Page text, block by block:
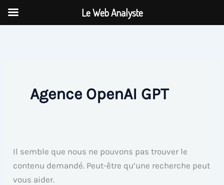
Aller
Agence OpenAI GPT
Il semble que nous ne pouvons pas trouver le
contenu demandé. Peut-être qu’une recherche peut
vous aider.
Le Web Analyste